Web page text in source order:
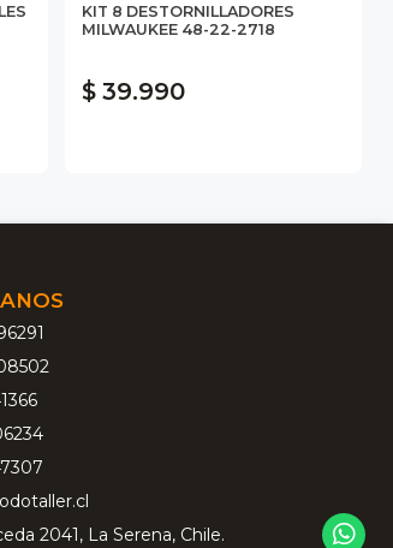
KIT 8 DESTORNILLADORES
MILWAUKEE 48-22-2718
$ 39.990
2041, La Serena, Chile.